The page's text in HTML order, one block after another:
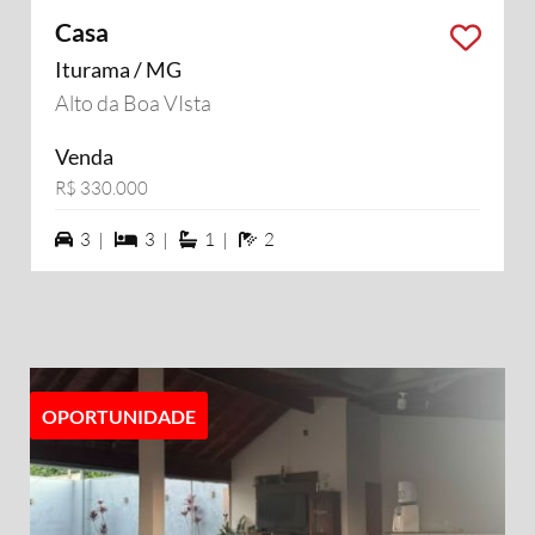
Casa
Iturama / MG
Alto da Boa VIsta
Venda
R$ 330.000
3 vagas na garagem
3 | 3 dormiórios
3 | 1 suítes
1 | 2 banheiros
2
OPORTUNIDADE